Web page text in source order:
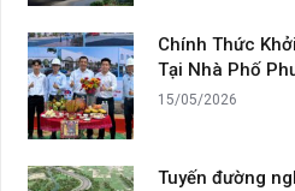
Chính Thức
Tại Nhà Phố
15/05/2026
Tuyến đường